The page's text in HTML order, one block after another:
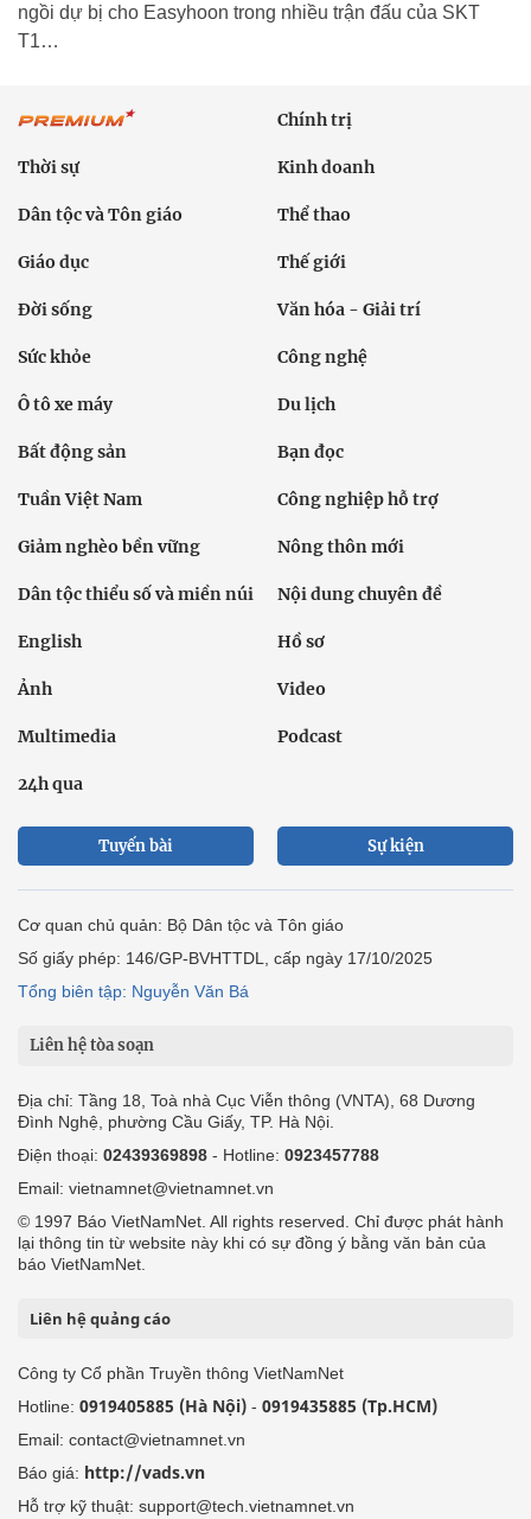
ngồi dự bị cho Easyhoon trong nhiều trận đấu của SKT
T1…
Chính trị
Thời sự Kinh doanh
Dân tộc và Tôn giáo Thể thao
Giáo dục Thế giới
Đời sống Văn hóa - Giải trí
Sức khỏe Công nghệ
Ô tô xe máy Du lịch
Bất động sản Bạn đọc
Tuần Việt Nam Công nghiệp hỗ trợ
Giảm nghèo bền vững Nông thôn mới
Dân tộc thiểu số và miền núi Nội dung chuyên đề
English Hồ sơ
Ảnh Video
Multimedia Podcast
24h qua
Tuyến bài Sự kiện
Cơ quan chủ quản: Bộ Dân tộc và Tôn giáo
Số giấy phép: 146/GP-BVHTTDL, cấp ngày 17/10/2025
Tổng biên tập: Nguyễn Văn Bá
Liên hệ tòa soạn
Địa chỉ: Tầng 18, Toà nhà Cục Viễn thông (VNTA), 68 Dương
Đình Nghệ, phường Cầu Giấy, TP. Hà Nội.
Điện thoại: 02439369898 - Hotline: 0923457788
Email: vietnamnet@vietnamnet.vn
© 1997 Báo VietNamNet. All rights reserved. Chỉ được phát hành
lại thông tin từ website này khi có sự đồng ý bằng văn bản của
báo VietNamNet.
Liên hệ quảng cáo
Công ty Cổ phần Truyền thông VietNamNet
Hotline: 0919405885 (Hà Nội) - 0919435885 (Tp.HCM)
Email: contact@vietnamnet.vn
Báo giá: http://vads.vn
Hỗ trợ kỹ thuật: support@tech.vietnamnet.vn